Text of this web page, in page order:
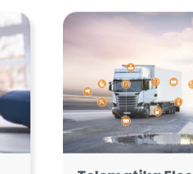
Telematika
Management